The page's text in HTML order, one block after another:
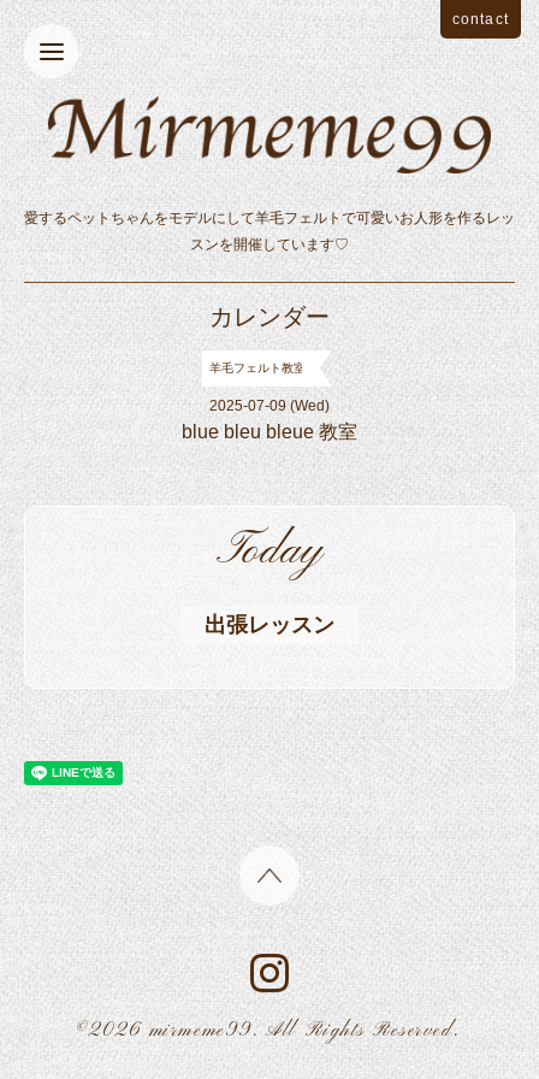
愛するペットちゃんをモデルにして羊毛フェルトで可愛いお人形を作るレッ
スンを開催しています♡
contact
カレンダー
羊毛フェルト教室
2025-07-09 (Wed)
blue bleu bleue 教室
Today
出張レッスン
©2026mirmeme99. All Rights Reserved.